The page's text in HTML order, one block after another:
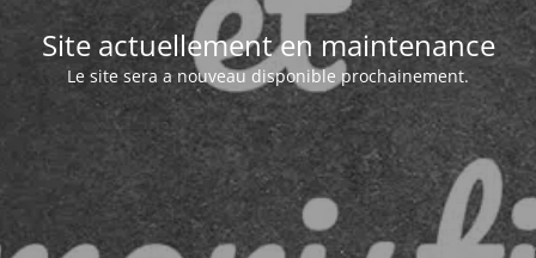
Site actuellement en maintenance
Le site sera a nouveau disponible prochainement.